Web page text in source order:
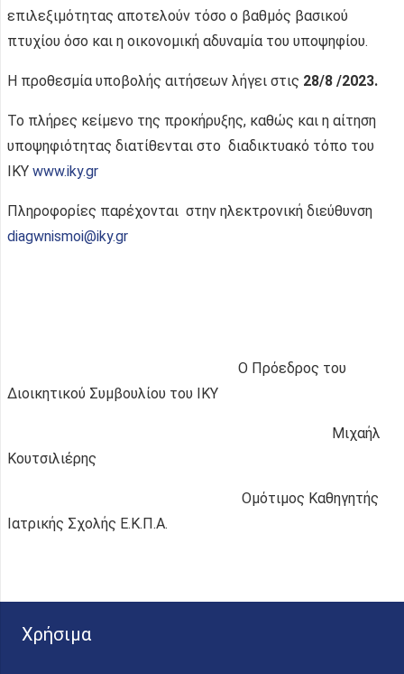
επιλεξιμότητας αποτελούν τόσο ο βαθμός βασικού
πτυχίου όσο και η οικονομική αδυναμία του υποψηφίου.
H προθεσμία υποβολής αιτήσεων λήγει στις 28/8 /2023.
Το πλήρες κείμενο της προκήρυξης, καθώς και η αίτηση
υποψηφιότητας διατίθενται στο διαδικτυακό τόπο του
ΙΚΥ www.iky.gr
Πληροφορίες παρέχονται στην ηλεκτρονική διεύθυνση
diagwnismoi@iky.gr
Ο Πρόεδρος του
Διοικητικού Συμβουλίου του ΙΚΥ
Μιχαήλ
Κουτσιλιέρης
Ομότιμος Καθηγητής
Ιατρικής Σχολής Ε.Κ.Π.Α.
Χρήσιμα